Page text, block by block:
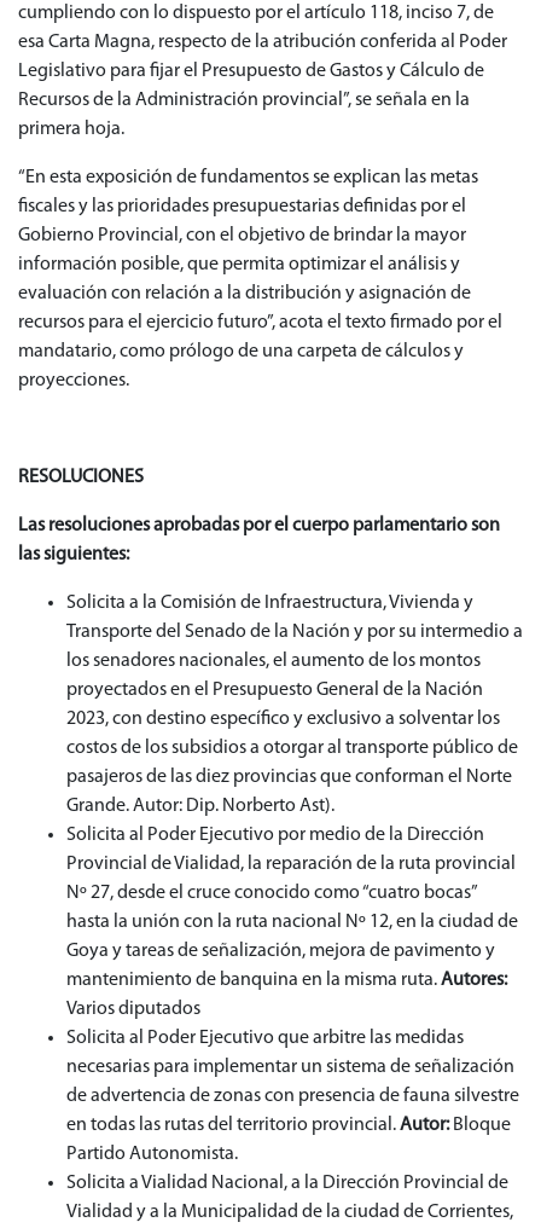
cumpliendo con lo dispuesto por el artículo 118, inciso 7, de
esa Carta Magna, respecto de la atribución conferida al Poder
Legislativo para fijar el Presupuesto de Gastos y Cálculo de
Recursos de la Administración provincial”, se señala en la
primera hoja.
“En esta exposición de fundamentos se explican las metas
fiscales y las prioridades presupuestarias definidas por el
Gobierno Provincial, con el objetivo de brindar la mayor
información posible, que permita optimizar el análisis y
evaluación con relación a la distribución y asignación de
recursos para el ejercicio futuro”, acota el texto firmado por el
mandatario, como prólogo de una carpeta de cálculos y
proyecciones.
RESOLUCIONES
Las resoluciones aprobadas por el cuerpo parlamentario son
las siguientes:
Solicita a la Comisión de Infraestructura, Vivienda y
Transporte del Senado de la Nación y por su intermedio a
los senadores nacionales, el aumento de los montos
proyectados en el Presupuesto General de la Nación
2023, con destino específico y exclusivo a solventar los
costos de los subsidios a otorgar al transporte público de
pasajeros de las diez provincias que conforman el Norte
Grande. Autor: Dip. Norberto Ast).
Solicita al Poder Ejecutivo por medio de la Dirección
Provincial de Vialidad, la reparación de la ruta provincial
Nº 27, desde el cruce conocido como “cuatro bocas”
hasta la unión con la ruta nacional Nº 12, en la ciudad de
Goya y tareas de señalización, mejora de pavimento y
mantenimiento de banquina en la misma ruta.Autores:
Varios diputados
Solicita al Poder Ejecutivo que arbitre las medidas
necesarias para implementar un sistema de señalización
de advertencia de zonas con presencia de fauna silvestre
en todas las rutas del territorio provincial.Autor:Bloque
Partido Autonomista.
Solicita a Vialidad Nacional, a la Dirección Provincial de
Vialidad y a la Municipalidad de la ciudad de Corrientes,